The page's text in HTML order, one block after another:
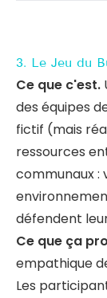
3. Le Jeu du
Ce que c'est.
des équipes
fictif (mais
ressources
communaux :
défendent
Ce que ça
empathique
Les